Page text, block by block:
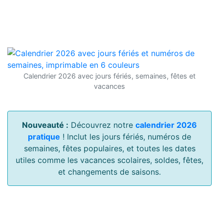
Calendrier 2026 avec jours fériés, semaines, fêtes et
vacances
Nouveauté : Découvrez notre calendrier 2026
pratique ! Inclut les jours fériés, numéros de
semaines, fêtes populaires, et toutes les dates
utiles comme les vacances scolaires, soldes, fêtes,
et changements de saisons.